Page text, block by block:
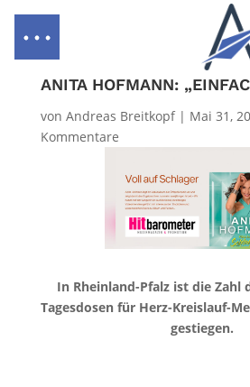
von Andreas Breitkopf| Mai 31,
Kommentare
In Rheinland-Pfalz ist die Zahl
Tagesdosen für Herz-Kreislauf-
gestiegen.